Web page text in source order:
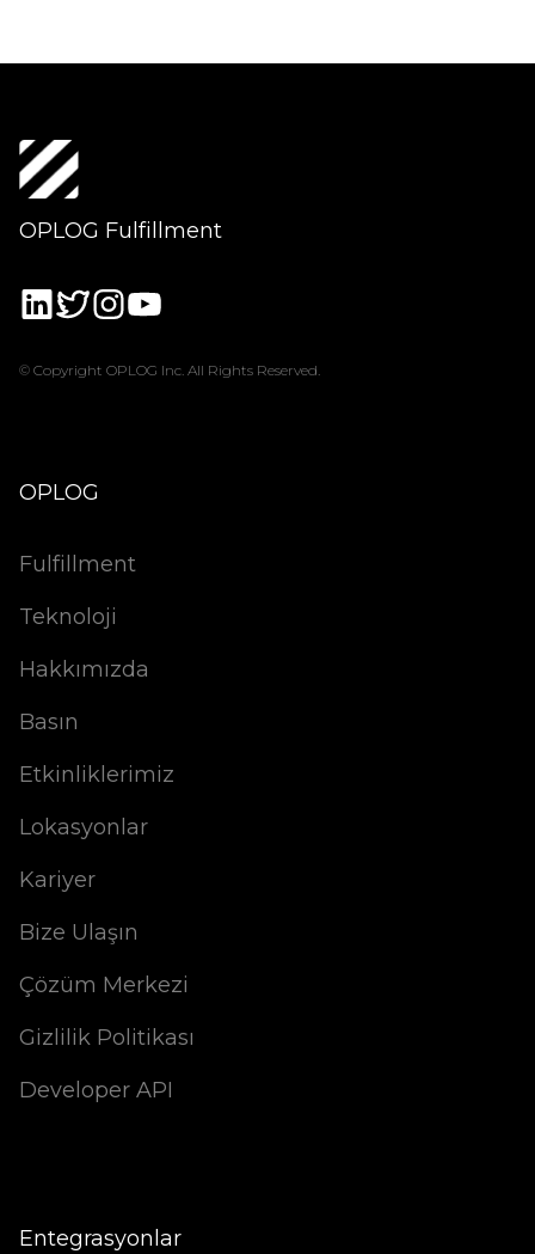
OPLOG Fulfillment
© Copyright OPLOG Inc. All Rights Reserved.
OPLOG
Fulfillment
Teknoloji
Hakkımızda
Basın
Etkinliklerimiz
Lokasyonlar
Kariyer
Bize Ulaşın
Çözüm Merkezi
Gizlilik Politikası
Developer API
Entegrasyonlar